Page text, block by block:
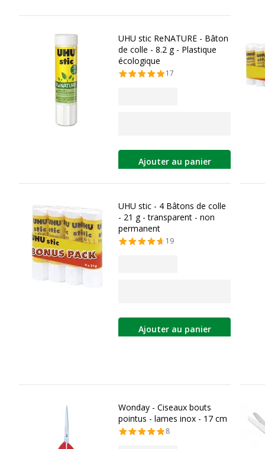
UHU stic ReNATURE - Bâton
de colle - 8.2 g - Plastique
écologique
17
Ajouter au panier
UHU stic - 4 Bâtons de colle
- 21 g - transparent - non
permanent
19
Ajouter au panier
Wonday - Ciseaux bouts
pointus - lames inox - 17 cm
8